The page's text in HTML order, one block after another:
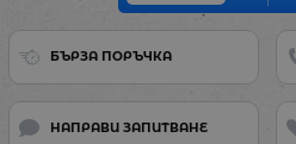
БЪРЗА ПОРЪЧКА
НАПРАВИ ЗАПИТВАНЕ